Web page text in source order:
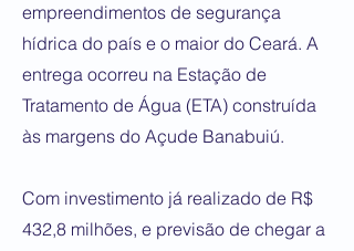
empreendimentos de segurança
hídrica do país e o maior do Ceará. A
entrega ocorreu na Estação de
Tratamento de Água (ETA) construída
às margens do Açude Banabuiú.
Com investimento já realizado de R$
432,8 milhões, e previsão de chegar a